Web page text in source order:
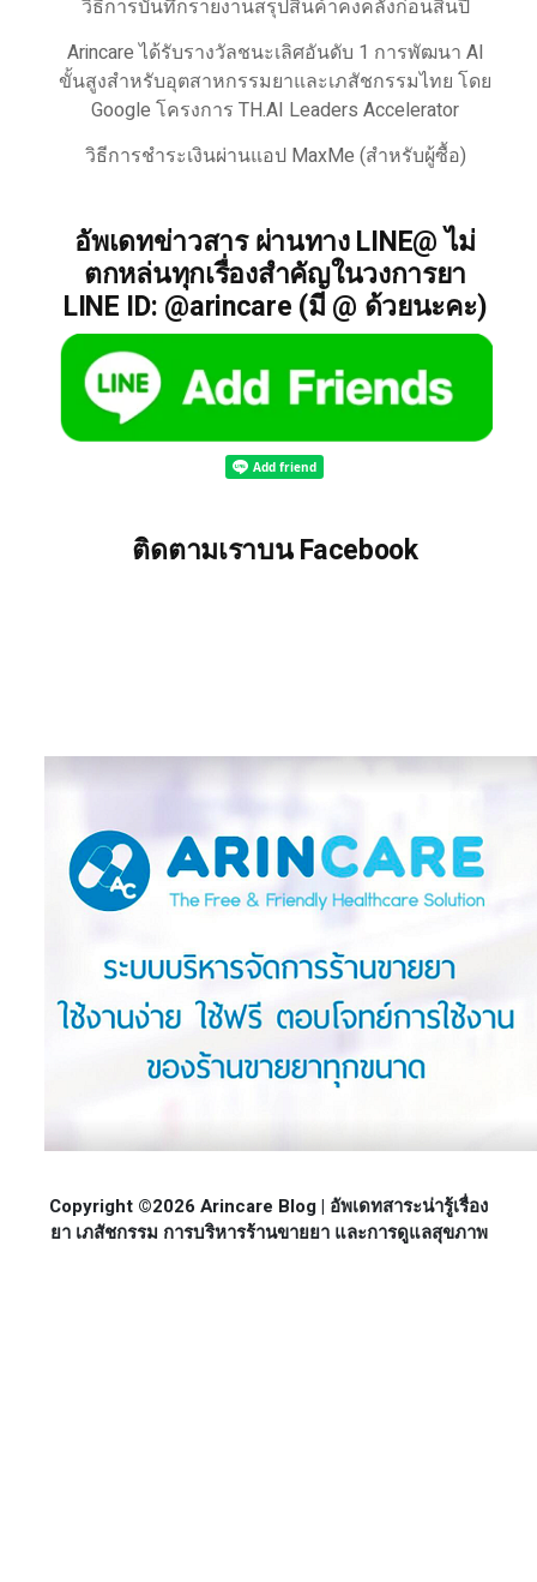
วิธีการบันทึกรายงานสรุปสินค้าคงคลังก่อนสิ้นปี
Arincare ได้รับรางวัลชนะเลิศอันดับ 1 การพัฒนา AI
ขั้นสูงสำหรับอุตสาหกรรมยาและเภสัชกรรมไทย โดย
Google โครงการ TH.AI Leaders Accelerator
วิธีการชำระเงินผ่านแอป MaxMe (สำหรับผู้ซื้อ)
อัพเดทข่าวสาร ผ่านทาง LINE@ ไม่
ตกหล่นทุกเรื่องสำคัญในวงการยา
LINE ID: @arincare (มี @ ด้วยนะคะ)
ติดตามเราบน Facebook
Copyright ©2026 Arincare Blog | อัพเดทสาระน่ารู้เรื่อง
ยา เภสัชกรรม การบริหารร้านขายยา และการดูแลสุขภาพ